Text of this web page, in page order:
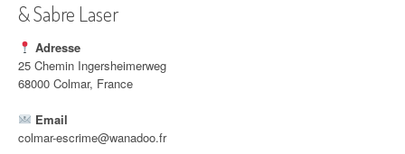
& Sabre Laser
Adresse
25 Chemin Ingersheimerweg
68000 Colmar, France
Email
colmar-escrime@wanadoo.fr